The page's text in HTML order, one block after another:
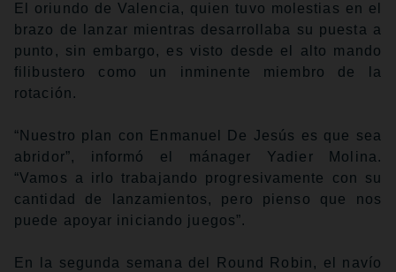
El oriundo de Valencia, quien tuvo molestias en el
brazo de lanzar mientras desarrollaba su puesta a
punto, sin embargo, es visto desde el alto mando
filibustero como un inminente miembro de la
rotación.
“Nuestro plan con Enmanuel De Jesús es que sea
abridor”, informó el mánager Yadier Molina.
“Vamos a irlo trabajando progresivamente con su
cantidad de lanzamientos, pero pienso que nos
puede apoyar iniciando juegos”.
En la segunda semana del Round Robin, el navío